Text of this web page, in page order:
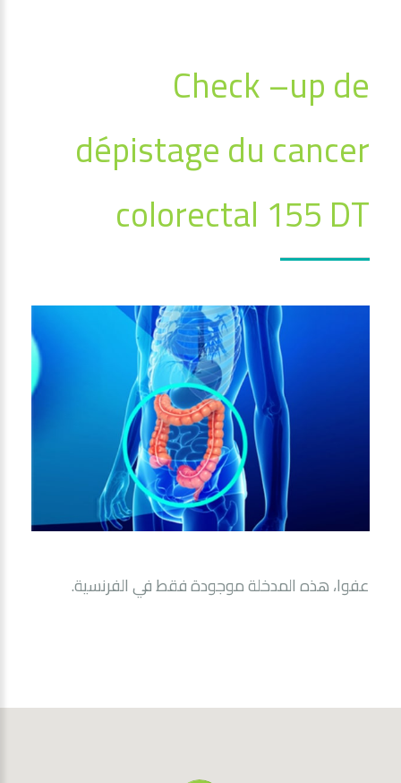
Check –up de
dépistage du cancer
colorectal 155 DT
عفوا، هذه المدخلة موجودة فقط فيالفرنسية.